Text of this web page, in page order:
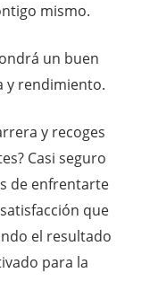
mismo.
un buen
y rendimiento.
y recoges
Casi seguro
de enfrentarte
que
el resultado
para la